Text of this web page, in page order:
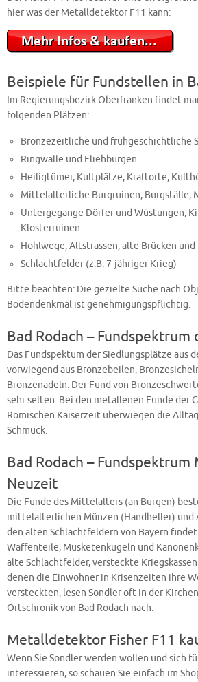
hier was der Metalldetektor F11 kann:
Beispiele für Fundstellen in
Im Regierungsbezirk Oberfranken findet
folgenden Plätzen:
Bronzezeitliche und frühgeschichtliche
Ringwälle und Fliehburgen
Heiligtümer, Kultplätze, Kraftorte,
Mittelalterliche Burgruinen, Burgställe,
Untergegange Dörfer und Wüstungen,
Klosterruinen
Hohlwege, Altstrassen, alte Brücken
Schlachtfelder (z.B. 7-jähriger Krieg)
Bitte beachten: Die gezielte Suche nach
Bodendenkmal ist genehmigungspflichtig.
Bad Rodach – Fundspektrum
Das Fundspektum der Siedlungsplätze aus
vorwiegend aus Bronzebeilen,
Bronzenadeln. Der Fund von
sehr selten. Bei den metallenen Funde der
Römischen Kaiserzeit überwiegen die
Schmuck.
Bad Rodach –
Neuzeit
Die Funde des Mittelalters (an Burgen)
mittelalterlichen Münzen (Handheller) und
den alten Schlachtfeldern von Bayern
Waffenteile, Musketenkugeln und
alte Schlachtfelder, versteckte
denen die Einwohner in Krisenzeiten ihre
versteckten, lesen Sondler oft in der
Ortschronik von Bad Rodach nach.
Metalldetektor Fisher F11
Wenn Sie Sondler werden wollen und sich
interessieren, so schauen Sie einfach im